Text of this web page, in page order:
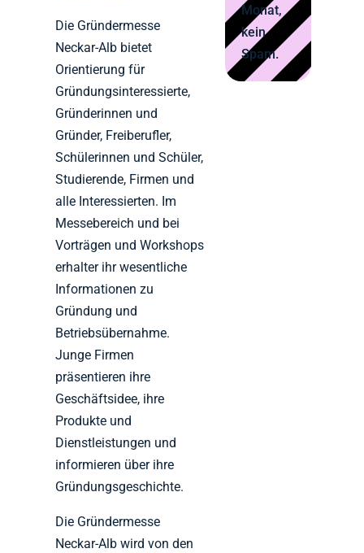
Die Gründermesse
Neckar-Alb bietet
Orientierung für
Gründungsinteressierte,
Gründerinnen und
Gründer, Freiberufler,
Schülerinnen und Schüler,
Studierende, Firmen und
alle Interessierten. Im
Messebereich und bei
Vorträgen und Workshops
erhalter ihr wesentliche
Informationen zu
Gründung und
Betriebsübernahme.
Junge Firmen
präsentieren ihre
Geschäftsidee, ihre
Produkte und
Dienstleistungen und
informieren über ihre
Gründungsgeschichte.
Die Gründermesse
Neckar-Alb wird von den
Monat,
kein
Spam.